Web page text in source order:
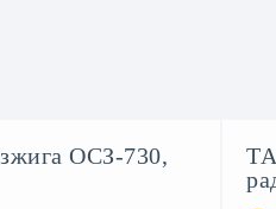
ОСЗ-730,